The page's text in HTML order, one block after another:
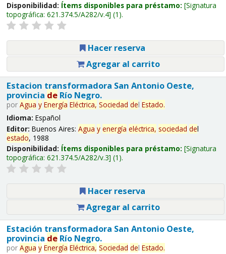
Disponibilidad: Ítems disponibles para préstamo: Signatura
topográfica: 621.374.5/A282/v.4 (1).
Hacer reserva
Agregar al carrito
Estacion transformadora San Antonio Oeste,
provincia deRío Negro.
por Agua y Energía Eléctrica, Sociedad del Estado.
Idioma: Español
Editor: Buenos Aires: Agua y energía eléctrica, sociedad del
estado, 1988
Disponibilidad: Ítems disponibles para préstamo: Signatura
topográfica: 621.374.5/A282/v.3 (1).
Hacer reserva
Agregar al carrito
Estación transformadora San Antonio Oeste,
provincia deRío Negro.
por Agua y Energía Eléctrica, Sociedad del Estado.